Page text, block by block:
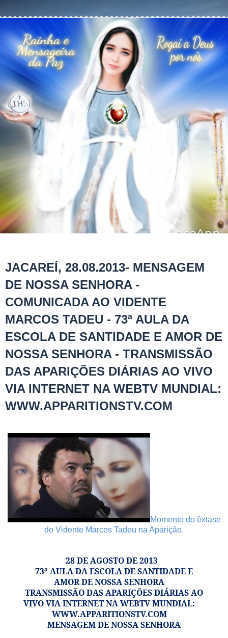
JACAREÍ, 28.08.2013- MENSAGEM
DE NOSSA SENHORA -
COMUNICADA AO VIDENTE
MARCOS TADEU - 73ª AULA DA
ESCOLA DE SANTIDADE E AMOR DE
NOSSA SENHORA - TRANSMISSÃO
DAS APARIÇÕES DIÁRIAS AO VIVO
VIA INTERNET NA WEBTV MUNDIAL:
WWW.APPARITIONSTV.COM
Momento do êxtase
do Vidente Marcos Tadeu na Aparição.
28 DE AGOSTO DE 2013
73ª AULA DA ESCOLA DE SANTIDADE E
AMOR DE NOSSA SENHORA
TRANSMISSÃO DAS APARIÇÕES DIÁRIAS AO
VIVO VIA INTERNET NA WEBTV MUNDIAL:
WWW.APPARITIONSTV.COM
MENSAGEM DE NOSSA SENHORA